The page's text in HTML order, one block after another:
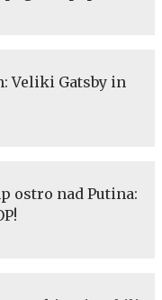
Veliki Gatsby in
ostro nad Putina: